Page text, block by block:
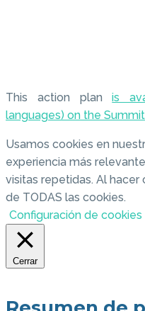
This action planis
languages) on the
Usamos cookies en
experiencia más
visitas repetidas. Al hacer
de TODAS las cookies.
Configuración de cookies
Cerrar